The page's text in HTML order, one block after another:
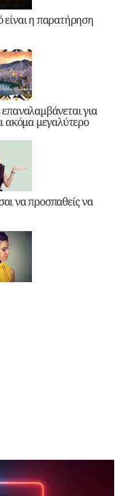
είναι η παρατήρηση
για
ακόμα μεγαλύτερο
να προσπαθείς να